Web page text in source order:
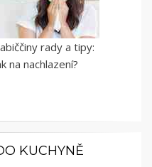
rady a tipy:
na nachlazení?
KUCHYNĚ